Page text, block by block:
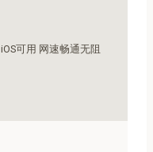
iOS可用 网速畅通无阻